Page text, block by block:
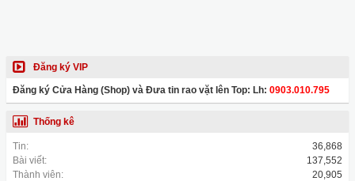
Đăng ký VIP
Đăng ký Cửa Hàng (Shop) và Đưa tin rao vặt lên Top: Lh: 0903.010.795
Thống kê
Tin:
36,868
Bài viết:
137,552
Thành viên:
20,905